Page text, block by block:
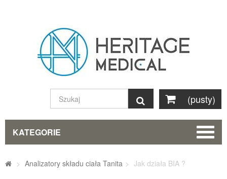
(pusty)
Szukaj
KATEGORIE
> Analizatory składu ciała Tanita > Jak działa BIA ?